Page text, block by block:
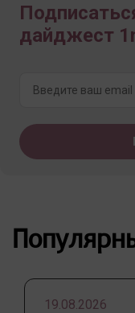
дайджест
19.08.2026